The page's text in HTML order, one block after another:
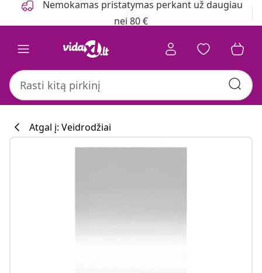
Nemokamas pristatymas perkant už daugiau
nei 80 €
Atgal į: Veidrodžiai